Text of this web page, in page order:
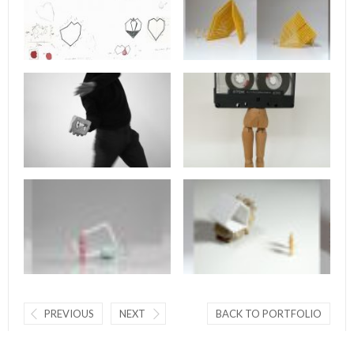
PREVIOUS NEXT BACK TO PORTFOLIO